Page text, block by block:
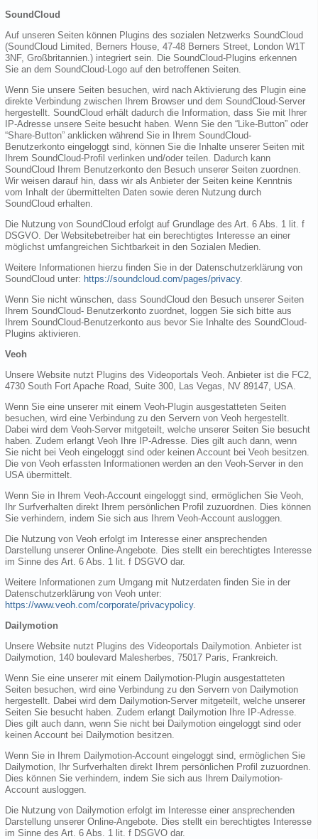
SoundCloud
Auf unseren Seiten können Plugins des sozialen Netzwerks SoundCloud
(SoundCloud Limited, Berners House, 47-48 Berners Street, London W1T
3NF, Großbritannien.) integriert sein. Die SoundCloud-Plugins erkennen
Sie an dem SoundCloud-Logo auf den betroffenen Seiten.
Wenn Sie unsere Seiten besuchen, wird nach Aktivierung des Plugin eine
direkte Verbindung zwischen Ihrem Browser und dem SoundCloud-Server
hergestellt. SoundCloud erhält dadurch die Information, dass Sie mit Ihrer
IP-Adresse unsere Seite besucht haben. Wenn Sie den “Like-Button” oder
“Share-Button” anklicken während Sie in Ihrem SoundCloud-
Benutzerkonto eingeloggt sind, können Sie die Inhalte unserer Seiten mit
Ihrem SoundCloud-Profil verlinken und/oder teilen. Dadurch kann
SoundCloud Ihrem Benutzerkonto den Besuch unserer Seiten zuordnen.
Wir weisen darauf hin, dass wir als Anbieter der Seiten keine Kenntnis
vom Inhalt der übermittelten Daten sowie deren Nutzung durch
SoundCloud erhalten.
Die Nutzung von SoundCloud erfolgt auf Grundlage des Art. 6 Abs. 1 lit. f
DSGVO. Der Websitebetreiber hat ein berechtigtes Interesse an einer
möglichst umfangreichen Sichtbarkeit in den Sozialen Medien.
Weitere Informationen hierzu finden Sie in der Datenschutzerklärung von
SoundCloud unter: https://soundcloud.com/pages/privacy.
Wenn Sie nicht wünschen, dass SoundCloud den Besuch unserer Seiten
Ihrem SoundCloud- Benutzerkonto zuordnet, loggen Sie sich bitte aus
Ihrem SoundCloud-Benutzerkonto aus bevor Sie Inhalte des SoundCloud-
Plugins aktivieren.
Veoh
Unsere Website nutzt Plugins des Videoportals Veoh. Anbieter ist die FC2,
4730 South Fort Apache Road, Suite 300, Las Vegas, NV 89147, USA.
Wenn Sie eine unserer mit einem Veoh-Plugin ausgestatteten Seiten
besuchen, wird eine Verbindung zu den Servern von Veoh hergestellt.
Dabei wird dem Veoh-Server mitgeteilt, welche unserer Seiten Sie besucht
haben. Zudem erlangt Veoh Ihre IP-Adresse. Dies gilt auch dann, wenn
Sie nicht bei Veoh eingeloggt sind oder keinen Account bei Veoh besitzen.
Die von Veoh erfassten Informationen werden an den Veoh-Server in den
USA übermittelt.
Wenn Sie in Ihrem Veoh-Account eingeloggt sind, ermöglichen Sie Veoh,
Ihr Surfverhalten direkt Ihrem persönlichen Profil zuzuordnen. Dies können
Sie verhindern, indem Sie sich aus Ihrem Veoh-Account ausloggen.
Die Nutzung von Veoh erfolgt im Interesse einer ansprechenden
Darstellung unserer Online-Angebote. Dies stellt ein berechtigtes Interesse
im Sinne des Art. 6 Abs. 1 lit. f DSGVO dar.
Weitere Informationen zum Umgang mit Nutzerdaten finden Sie in der
Datenschutzerklärung von Veoh unter:
https://www.veoh.com/corporate/privacypolicy.
Dailymotion
Unsere Website nutzt Plugins des Videoportals Dailymotion. Anbieter ist
Dailymotion, 140 boulevard Malesherbes, 75017 Paris, Frankreich.
Wenn Sie eine unserer mit einem Dailymotion-Plugin ausgestatteten
Seiten besuchen, wird eine Verbindung zu den Servern von Dailymotion
hergestellt. Dabei wird dem Dailymotion-Server mitgeteilt, welche unserer
Seiten Sie besucht haben. Zudem erlangt Dailymotion Ihre IP-Adresse.
Dies gilt auch dann, wenn Sie nicht bei Dailymotion eingeloggt sind oder
keinen Account bei Dailymotion besitzen.
Wenn Sie in Ihrem Dailymotion-Account eingeloggt sind, ermöglichen Sie
Dailymotion, Ihr Surfverhalten direkt Ihrem persönlichen Profil zuzuordnen.
Dies können Sie verhindern, indem Sie sich aus Ihrem Dailymotion-
Account ausloggen.
Die Nutzung von Dailymotion erfolgt im Interesse einer ansprechenden
Darstellung unserer Online-Angebote. Dies stellt ein berechtigtes Interesse
im Sinne des Art. 6 Abs. 1 lit. f DSGVO dar.